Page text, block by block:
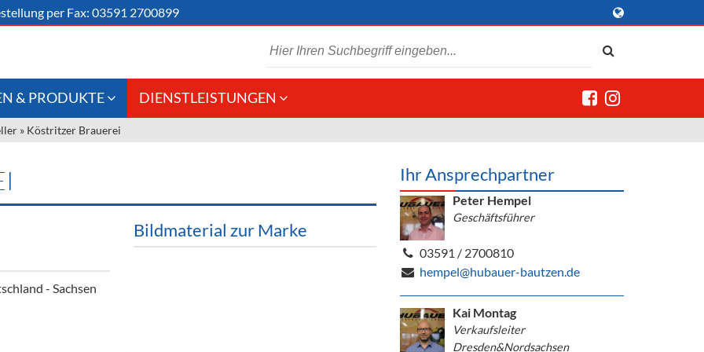
per Fax: 03591 2700899
Gastronomie
& PRODUKTE DIENSTLEISTUNGEN
Kommisionskauf &
» Köstritzer Brauerei
- Sachsen
Bildmaterial zur Marke
Ihr Ansprechpartner
Peter Hempel
Geschäftsführer
03591 / 2700810
hempel@hubauer-bautzen.de
Kai Montag
Verkaufsleiter
Dresden&Nordsachsen